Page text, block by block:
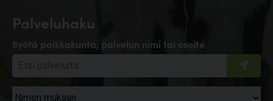
Palveluhaku
Syötä paikkakunta, palvelun nimi tai osoite